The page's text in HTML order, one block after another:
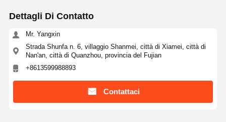
Dettagli Di Contatto
Mr. Yangxin
Strada Shunfa n. 6, villaggio Shanmei, città di Xiamei, città di
Nan'an, città di Quanzhou, provincia del Fujian
+8613599988893
Contattaci